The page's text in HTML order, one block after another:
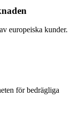
europeiska kunder.
för bedrägliga